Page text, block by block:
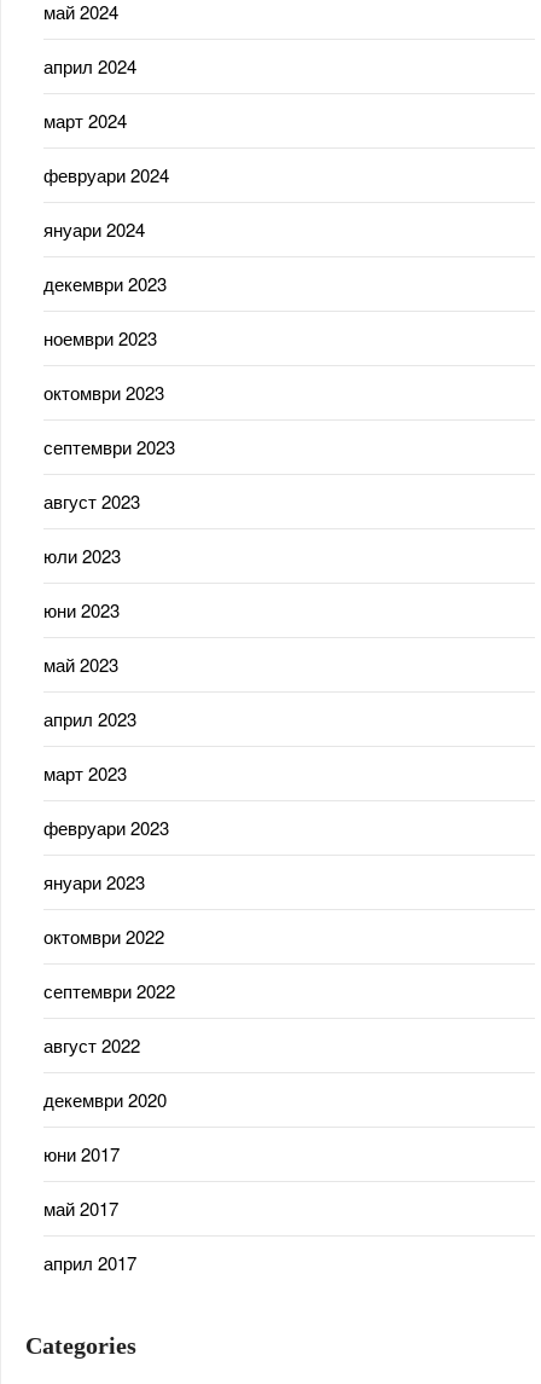
май 2024
април 2024
март 2024
февруари 2024
януари 2024
декември 2023
ноември 2023
октомври 2023
септември 2023
август 2023
юли 2023
юни 2023
май 2023
април 2023
март 2023
февруари 2023
януари 2023
октомври 2022
септември 2022
август 2022
декември 2020
юни 2017
май 2017
април 2017
Categories